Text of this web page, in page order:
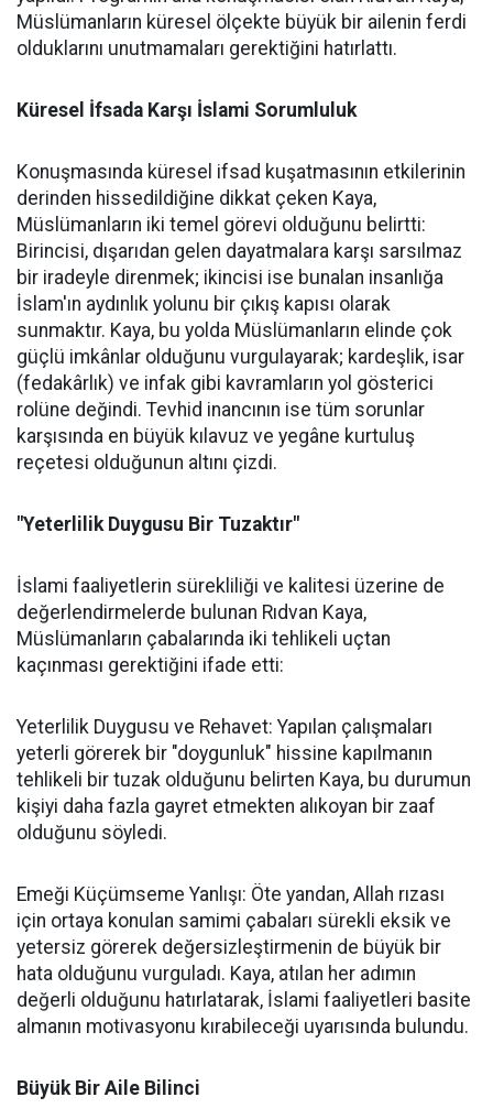
Müslümanların küresel ölçekte büyük bir ailenin ferdi
olduklarını unutmamaları gerektiğini hatırlattı.
Küresel İfsada Karşı İslami Sorumluluk
Konuşmasında küresel ifsad kuşatmasının etkilerinin
derinden hissedildiğine dikkat çeken Kaya,
Müslümanların iki temel görevi olduğunu belirtti:
Birincisi, dışarıdan gelen dayatmalara karşı sarsılmaz
bir iradeyle direnmek; ikincisi ise bunalan insanlığa
İslam'ın aydınlık yolunu bir çıkış kapısı olarak
sunmaktır. Kaya, bu yolda Müslümanların elinde çok
güçlü imkânlar olduğunu vurgulayarak; kardeşlik, isar
(fedakârlık) ve infak gibi kavramların yol gösterici
rolüne değindi. Tevhid inancının ise tüm sorunlar
karşısında en büyük kılavuz ve yegâne kurtuluş
reçetesi olduğunun altını çizdi.
"Yeterlilik Duygusu Bir Tuzaktır"
İslami faaliyetlerin sürekliliği ve kalitesi üzerine de
değerlendirmelerde bulunan Rıdvan Kaya,
Müslümanların çabalarında iki tehlikeli uçtan
kaçınması gerektiğini ifade etti:
Yeterlilik Duygusu ve Rehavet: Yapılan çalışmaları
yeterli görerek bir "doygunluk" hissine kapılmanın
tehlikeli bir tuzak olduğunu belirten Kaya, bu durumun
kişiyi daha fazla gayret etmekten alıkoyan bir zaaf
olduğunu söyledi.
Emeği Küçümseme Yanlışı: Öte yandan, Allah rızası
için ortaya konulan samimi çabaları sürekli eksik ve
yetersiz görerek değersizleştirmenin de büyük bir
hata olduğunu vurguladı. Kaya, atılan her adımın
değerli olduğunu hatırlatarak, İslami faaliyetleri basite
almanın motivasyonu kırabileceği uyarısında bulundu.
Büyük Bir Aile Bilinci